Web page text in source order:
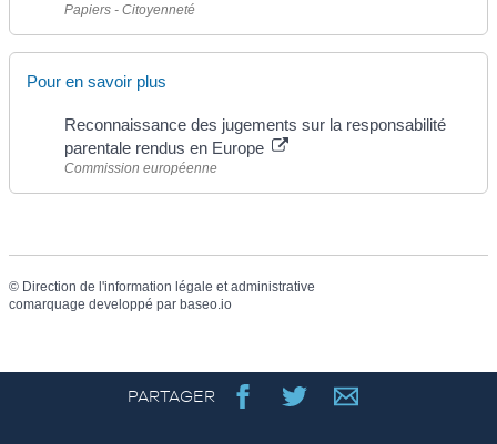
Papiers - Citoyenneté
Pour en savoir plus
Reconnaissance des jugements sur la responsabilité
parentale rendus en Europe
Commission européenne
© Direction de l'information légale et administrative
comarquage developpé par baseo.io
PARTAGER